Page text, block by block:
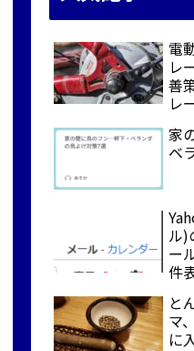
電
レ
善
レ
家
ベ
ル)
ー
件
と
マ
に